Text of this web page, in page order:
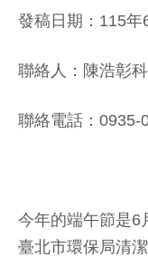
發稿日期：115年
聯絡人：陳浩彰
聯絡電話：0935-
今年的端午節是6
臺北市環保局清